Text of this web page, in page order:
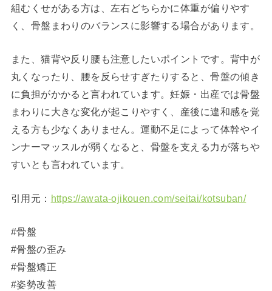
組むくせがある方は、左右どちらかに体重が偏りやす
く、骨盤まわりのバランスに影響する場合があります。
また、猫背や反り腰も注意したいポイントです。背中が
丸くなったり、腰を反らせすぎたりすると、骨盤の傾き
に負担がかかると言われています。妊娠・出産では骨盤
まわりに大きな変化が起こりやすく、産後に違和感を覚
える方も少なくありません。運動不足によって体幹やイ
ンナーマッスルが弱くなると、骨盤を支える力が落ちや
すいとも言われています。
引用元： https://awata-ojikouen.com/seitai/kotsuban/
#骨盤
#骨盤の歪み
#骨盤矯正
#姿勢改善